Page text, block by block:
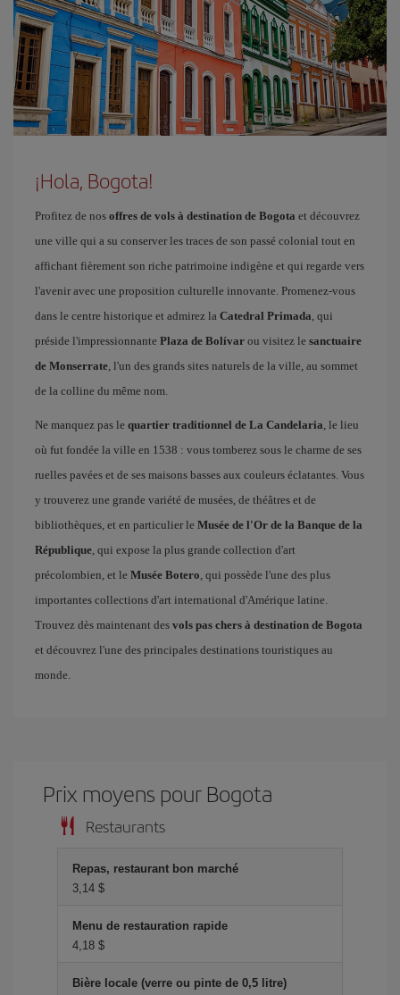
¡Hola, Bogota!
Profitez de nos offres de vols à destination de Bogota et découvrez
une ville qui a su conserver les traces de son passé colonial tout en
affichant fièrement son riche patrimoine indigène et qui regarde vers
l'avenir avec une proposition culturelle innovante. Promenez-vous
dans le centre historique et admirez la Catedral Primada, qui
préside l'impressionnante Plaza de Bolívar ou visitez le sanctuaire
de Monserrate, l'un des grands sites naturels de la ville, au sommet
de la colline du même nom.
Ne manquez pas le quartier traditionnel de La Candelaria, le lieu
où fut fondée la ville en 1538 : vous tomberez sous le charme de ses
ruelles pavées et de ses maisons basses aux couleurs éclatantes. Vous
y trouverez une grande variété de musées, de théâtres et de
bibliothèques, et en particulier le Musée de l'Or de la Banque de la
République, qui expose la plus grande collection d'art
précolombien, et le Musée Botero, qui possède l'une des plus
importantes collections d'art international d'Amérique latine.
Trouvez dès maintenant des vols pas chers à destination de Bogota
et découvrez l'une des principales destinations touristiques au
monde.
Prix ​​moyens pour Bogota
Restaurants
Repas, restaurant bon marché
3,14 $
Menu de restauration rapide
4,18 $
Bière locale (verre ou pinte de 0,5 litre)